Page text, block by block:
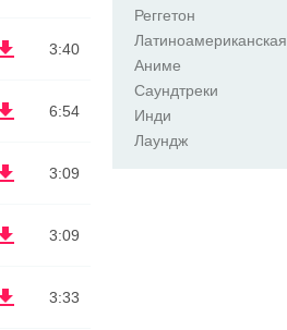
3:40
6:54
3:09
3:09
3:33
Реггетон
Латиноамериканская
Аниме
Саундтреки
Инди
Лаундж